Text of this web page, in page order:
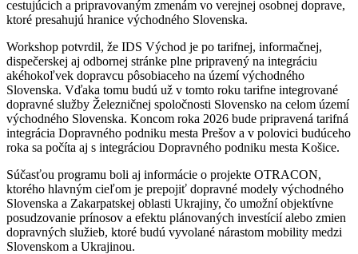
cestujúcich a pripravovaným zmenám vo verejnej osobnej doprave,
ktoré presahujú hranice východného Slovenska.
Workshop potvrdil, že IDS Východ je po tarifnej, informačnej,
dispečerskej aj odbornej stránke plne pripravený na integráciu
akéhokoľvek dopravcu pôsobiaceho na území východného
Slovenska. Vďaka tomu budú už v tomto roku tarifne integrované
dopravné služby Železničnej spoločnosti Slovensko na celom území
východného Slovenska. Koncom roka 2026 bude pripravená tarifná
integrácia Dopravného podniku mesta Prešov a v polovici budúceho
roka sa počíta aj s integráciou Dopravného podniku mesta Košice.
Súčasťou programu boli aj informácie o projekte OTRACON,
ktorého hlavným cieľom je prepojiť dopravné modely východného
Slovenska a Zakarpatskej oblasti Ukrajiny, čo umožní objektívne
posudzovanie prínosov a efektu plánovaných investícií alebo zmien
dopravných služieb, ktoré budú vyvolané nárastom mobility medzi
Slovenskom a Ukrajinou.